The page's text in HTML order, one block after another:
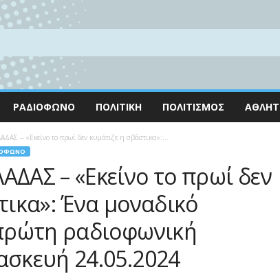
ΡΑΔΙΌΦΩΝΟ ΠΟΛΙΤΙΚΉ ΠΟΛΙΤΙΣΜΌΣ
– «Εκείνο το πρωί δεν κυμάτιζε η σβάστικα»:...
– «Εκείνο το πρωί δεν
Ένα μοναδικό
ραδιοφωνική
24.05.2024